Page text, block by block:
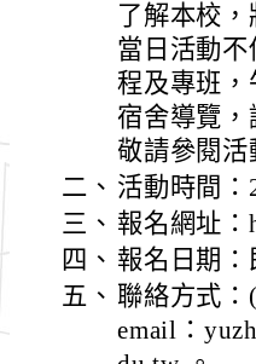
了解本校
當日活動
程及專班
宿舍導覽
敬請參閱活
二、 活動時間
三、 報名網址
四、 報名日期
五、 聯絡方式
email：